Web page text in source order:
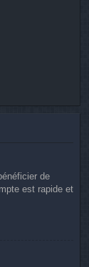
de
est rapide et